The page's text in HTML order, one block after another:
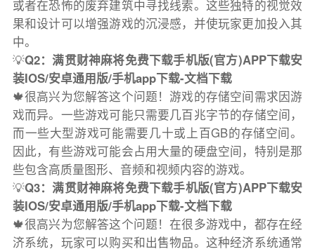
或者在恐怖的废弃建筑中寻找线索。这些独特的视觉效
果和设计可以增强游戏的沉浸感，并使玩家更加投入其
中。
💡Q2：满贯财神麻将免费下载手机版(官方)APP下载安
装IOS/安卓通用版/手机app下载-文档下载
🍁很高兴为您解答这个问题！游戏的存储空间需求因游
戏而异。一些游戏可能只需要几百兆字节的存储空间，
而一些大型游戏可能需要几十或上百GB的存储空间。
因此，有些游戏可能会占用大量的硬盘空间，特别是那
些包含高质量图形、音频和视频内容的游戏。
💡Q3：满贯财神麻将免费下载手机版(官方)APP下载安
装IOS/安卓通用版/手机app下载-文档下载
🍁很高兴为您解答这个问题！在很多游戏中，都存在经
济系统，玩家可以购买和出售物品。这种经济系统通常